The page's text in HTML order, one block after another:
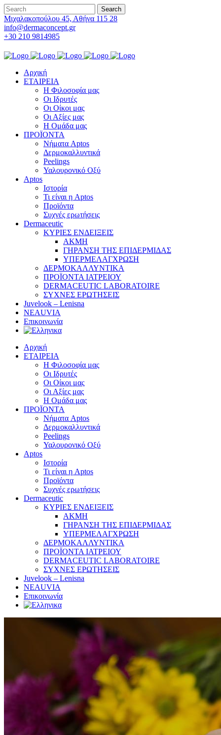
Μιχαλακοπούλου 45, Αθήνα 115 28
info@dermaconcept.gr
+30 210 9814985
Αρχική
ΕΤΑΙΡΕΙΑ
Η Φιλοσοφία μας
Οι Ιδρυτές
Οι Οίκοι μας
Οι Αξίες μας
Η Ομάδα μας
ΠΡΟΪΟΝΤΑ
Νήματα Aptos
Δερμοκαλλυντικά
Peelings
Υαλουρονικό Οξύ
Aptos
Ιστορία
Τι είναι η Aptos
Προϊόντα
Συχνές ερωτήσεις
Dermaceutic
ΚΥΡΙΕΣ ΕΝΔΕΙΞΕΙΣ
ΑΚΜΗ
ΓΗΡΑΝΣΗ ΤΗΣ ΕΠΙΔΕΡΜΙΔΑΣ
ΥΠΕΡΜΕΛΑΓΧΡΩΣΗ
ΔΕΡΜΟΚΑΛΛΥΝΤΙΚΑ
ΠΡΟΪΟΝΤΑ ΙΑΤΡΕΙΟΥ
DERMACEUTIC LABORATOIRE
ΣΥΧΝΕΣ ΕΡΩΤΗΣΕΙΣ
Juvelook – Lenisna
NEAUVIA
Επικοινωνία
Αρχική
ΕΤΑΙΡΕΙΑ
Η Φιλοσοφία μας
Οι Ιδρυτές
Οι Οίκοι μας
Οι Αξίες μας
Η Ομάδα μας
ΠΡΟΪΟΝΤΑ
Νήματα Aptos
Δερμοκαλλυντικά
Peelings
Υαλουρονικό Οξύ
Aptos
Ιστορία
Τι είναι η Aptos
Προϊόντα
Συχνές ερωτήσεις
Dermaceutic
ΚΥΡΙΕΣ ΕΝΔΕΙΞΕΙΣ
ΑΚΜΗ
ΓΗΡΑΝΣΗ ΤΗΣ ΕΠΙΔΕΡΜΙΔΑΣ
ΥΠΕΡΜΕΛΑΓΧΡΩΣΗ
ΔΕΡΜΟΚΑΛΛΥΝΤΙΚΑ
ΠΡΟΪΟΝΤΑ ΙΑΤΡΕΙΟΥ
DERMACEUTIC LABORATOIRE
ΣΥΧΝΕΣ ΕΡΩΤΗΣΕΙΣ
Juvelook – Lenisna
NEAUVIA
Επικοινωνία